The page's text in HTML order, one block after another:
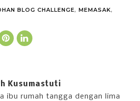
BLOG CHALLENGE, MEMASAK,
Kusumastuti
ibu rumah tangga dengan lima